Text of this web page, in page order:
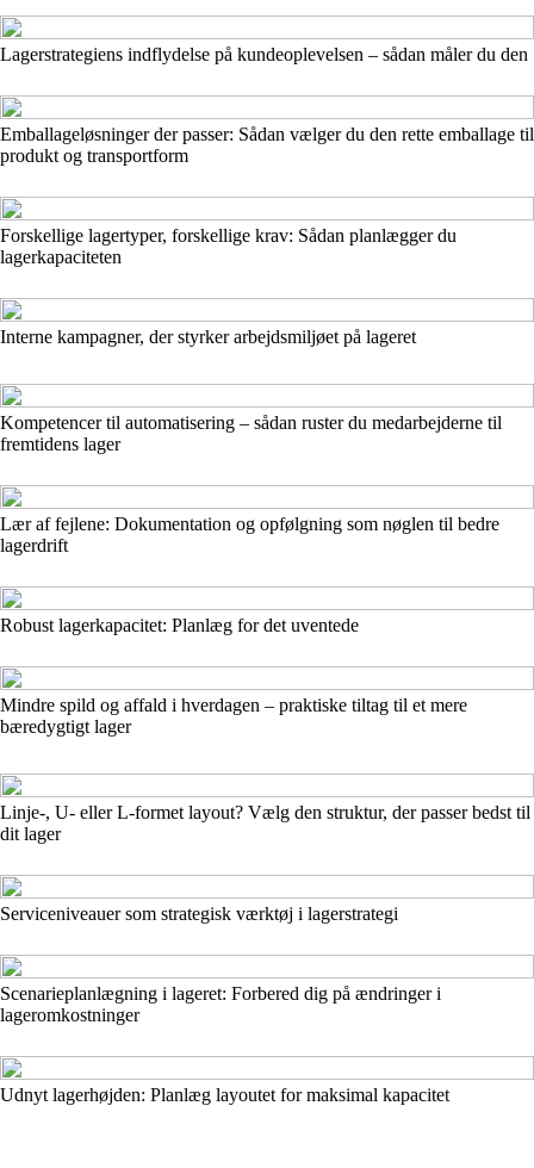
Lagerstrategiens indflydelse på kundeoplevelsen – sådan måler du den
Emballageløsninger der passer: Sådan vælger du den rette emballage til
produkt og transportform
Forskellige lagertyper, forskellige krav: Sådan planlægger du
lagerkapaciteten
Interne kampagner, der styrker arbejdsmiljøet på lageret
Kompetencer til automatisering – sådan ruster du medarbejderne til
fremtidens lager
Lær af fejlene: Dokumentation og opfølgning som nøglen til bedre
lagerdrift
Robust lagerkapacitet: Planlæg for det uventede
Mindre spild og affald i hverdagen – praktiske tiltag til et mere
bæredygtigt lager
Linje-, U- eller L-formet layout? Vælg den struktur, der passer bedst til
dit lager
Serviceniveauer som strategisk værktøj i lagerstrategi
Scenarieplanlægning i lageret: Forbered dig på ændringer i
lageromkostninger
Udnyt lagerhøjden: Planlæg layoutet for maksimal kapacitet